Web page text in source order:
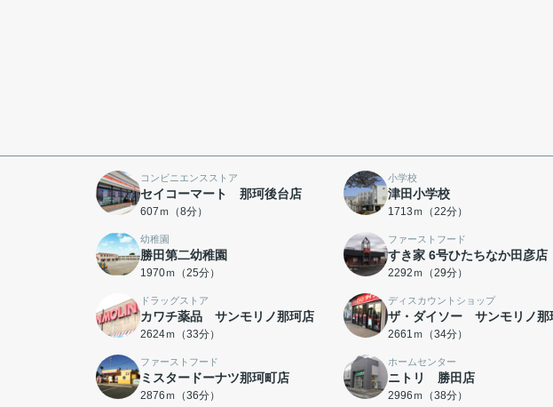
コンビニエンスストア
セイコーマート 那珂後台店
607ｍ（8分）
小学校
津田小学校
1713ｍ（22分）
幼稚園
勝田第二幼稚園
1970ｍ（25分）
ファーストフード
すき家 6号ひたちなか田彦店
2292ｍ（29分）
ドラッグストア
カワチ薬品 サンモリノ那珂店
2624ｍ（33分）
ディスカウントショップ
ザ・ダイソー サンモリノ那
2661ｍ（34分）
ファーストフード
ミスタードーナツ那珂町店
2876ｍ（36分）
ホームセンター
ニトリ 勝田店
2996ｍ（38分）